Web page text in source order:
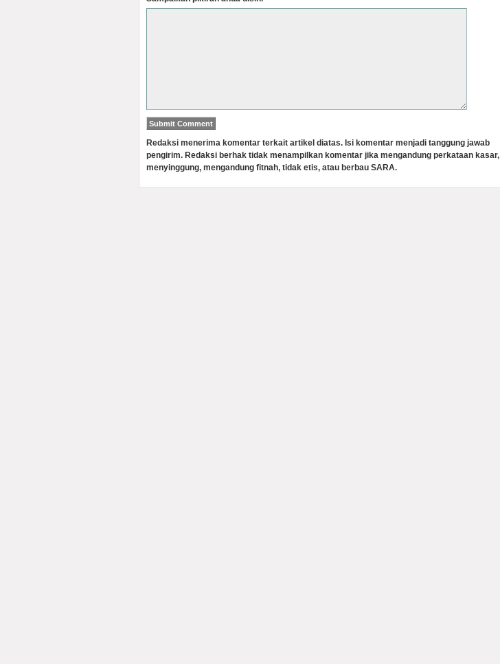
Redaksi menerima komentar terkait artikel diatas. Isi komentar menjadi tanggung jawab
pengirim. Redaksi berhak tidak menampilkan komentar jika mengandung perkataan kasar,
menyinggung, mengandung fitnah, tidak etis, atau berbau SARA.